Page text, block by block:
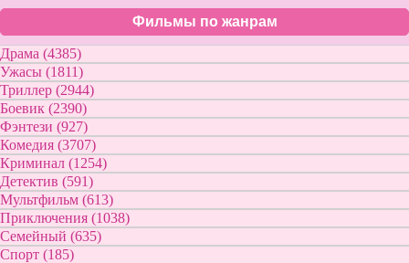
Фильмы по жанрам
Драма (4385)
Ужасы (1811)
Триллер (2944)
Боевик (2390)
Фэнтези (927)
Комедия (3707)
Криминал (1254)
Детектив (591)
Мультфильм (613)
Приключения (1038)
Семейный (635)
Спорт (185)